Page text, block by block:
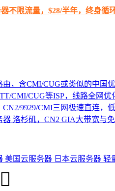
不限流量，$28/半年，终身循
由，含CMI/CUG或类似的中国
CMI/CUG等ISP，线路全网优
CN2/9929/CMI三网极速直连，
器 洛杉矶，CN2 GIA大带宽与
美国云服务器 日本云服务器 轻